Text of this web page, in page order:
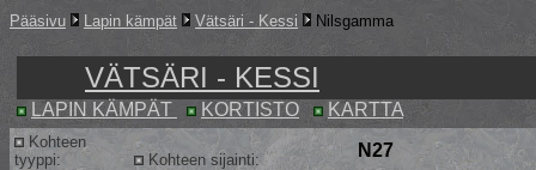
Pääsivu Lapin kämpät Vätsäri - Kessi Nilsgamma
VÄTSÄRI - KESSI
LAPIN KÄMPÄT KORTISTO KARTTA
Kohteen
tyyppi:
Kohteen sijainti:
N27